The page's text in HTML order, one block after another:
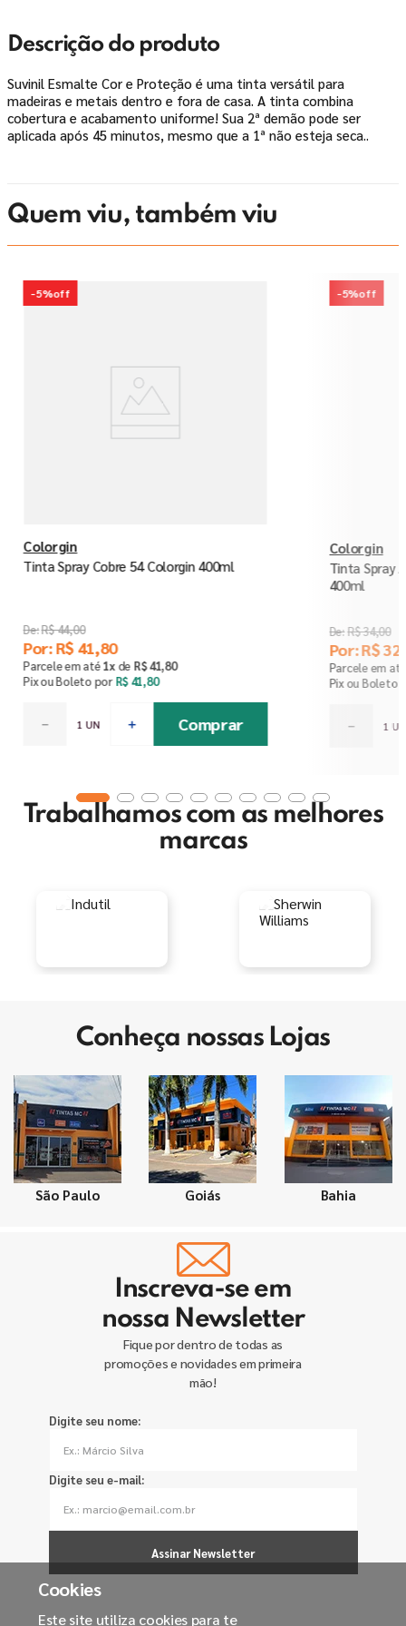
Cookies
Este site utiliza cookies para te
Descrição do produto
Suvinil Esmalte Cor e Proteção é uma tinta versátil para
madeiras e metais dentro e fora de casa. A tinta combina
cobertura e acabamento uniforme! Sua 2ª demão pode ser
aplicada após 45 minutos, mesmo que a 1ª não esteja seca..
Quem viu, também viu
-5%off
Colorgin
Tinta Spray Cobre 54 Colorgin 400ml
R$44,00
Por:R$41,80
Parcele em até1x de R$41,80
Pix ou Boleto porR$ 41,80
＋
－ Comprar
-5%off
Colorgin
Tinta Spray
400ml
R$34,00
Por:R$32
Parcele em
Pix ou Boleto
－
Trabalhamos com as melhores
marcas
Conheça nossas Lojas
São Paulo Goiás Bahia
Inscreva-se em
nossa Newsletter
Fique por dentro de todas as
promoções e novidades em primeira
mão!
Digite seu nome:
Digite seu e-mail:
Assinar Newsletter